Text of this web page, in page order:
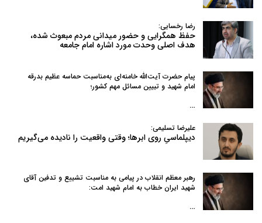
رضا رخسایی:
حفظ همگرایی و حضور میدانی مردم مبعوث شده،
هدف اصلی وحدت مورد اشاره امام جامعه
پیام حضرت آیت‌الله خامنه‌ای به‌مناسبت حماسه عظیم بدرقه
امام شهید و تبیین مسائل مهم کشور؛
…
علیرضا تسلیمی:
دیپلماسیِ روی ابرها؛ وقتی واقعیت را نادیده می‌گیریم
رهبر معظم انقلاب در پیامی به‌ مناسبت تشییع و تدفین آقای
شهید ایران خطاب به امام شهید امت:
…